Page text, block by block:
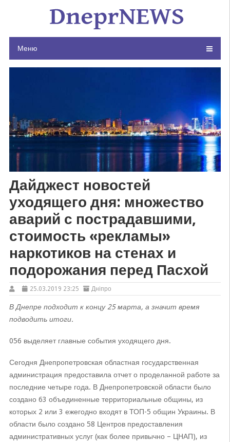
Меню
Дайджест новостей
уходящего дня: множество
аварий с пострадавшими,
стоимость «рекламы»
наркотиков на стенах и
подорожания перед Пасхой
25.03.2019 23:25 Дніпро
В Днепре подходит к концу 25 марта, а значит время
подводить итоги.
056 выделяет главные события уходящего дня.
Сегодня Днепропетровская областная государственная
администрация предоставила отчет о проделанной работе за
последние четыре года. В Днепропетровской области было
создано 63 объединенные территориальные общины, из
которых 2 или 3 ежегодно входят в ТОП-5 общин Украины. В
области было создано 58 Центров предоставления
административных услуг (как более привычно – ЦНАП), из